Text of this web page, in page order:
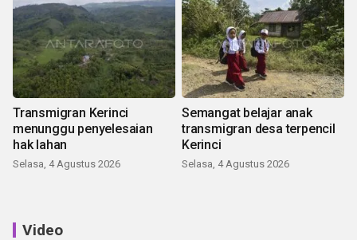
Transmigran Kerinci
menunggu penyelesaian
hak lahan
Selasa, 4 Agustus 2026
Semangat belajar anak
transmigran desa terpencil
Kerinci
Selasa, 4 Agustus 2026
Video